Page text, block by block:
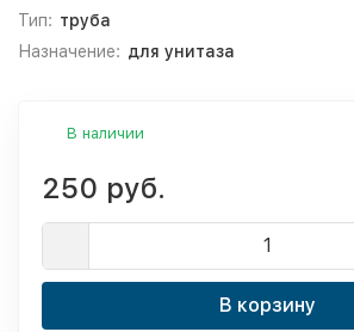
Тип: труба
Назначение: для унитаза
В наличии
250 руб.
В корзину